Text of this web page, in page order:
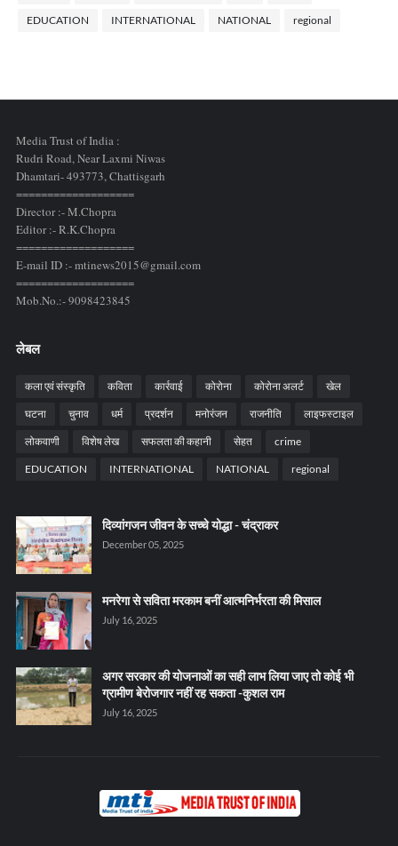
EDUCATION INTERNATIONAL NATIONAL regional
Media Trust of India :
Rudri Road, Near Laxmi Niwas
Dhamtari- 493773,Chattisgarh
===================
Director :- M.Chopra
Editor :- R.K.Chopra
===================
E-mail ID :- mtinews2015@gmail.com
===================
Mob.No.:- 9098423845
लेबल
कला एवं संस्कृति कविता कार्रवाई कोरोना कोरोना अलर्ट खेल
घटना चुनाव धर्म प्रदर्शन मनोरंजन राजनीति लाइफस्टाइल
लोकवाणी विशेष लेख सफलता की कहानी सेहत crime
EDUCATION INTERNATIONAL NATIONAL regional
दिव्यांगजन जीवन के सच्चे योद्धा - चंद्राकर
December 05, 2025
मनरेगा से सविता मरकाम बनीं आत्मनिर्भरता की मिसाल
July 16, 2025
अगर सरकार की योजनाओं का सही लाभ लिया जाए तो कोई भी
ग्रामीण बेरोजगार नहीं रह सकता -कुशल राम
July 16, 2025